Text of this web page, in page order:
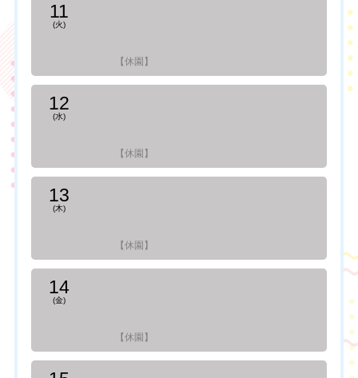
11
(火)
【休園】
12
(水)
【休園】
13
(木)
【休園】
14
(金)
【休園】